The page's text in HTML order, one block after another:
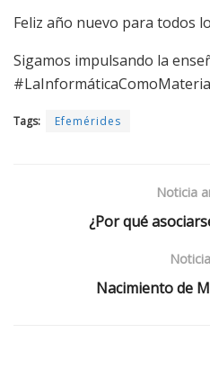
Feliz año nuevo para todos
Sigamos impulsando la
Tags: Efemérides
Noticia
¿Por qué
Nacimiento de